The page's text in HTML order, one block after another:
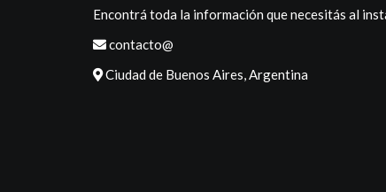
Encontrá toda la información que necesitás al
contacto@
Ciudad de Buenos Aires, Argentina